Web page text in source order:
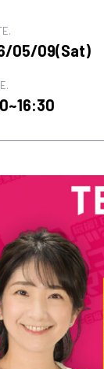
05/09(Sat)